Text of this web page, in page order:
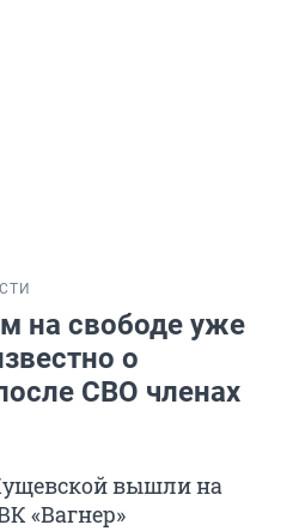
на свободе уже
о
СВО членах
вышли на
«Вагнер»